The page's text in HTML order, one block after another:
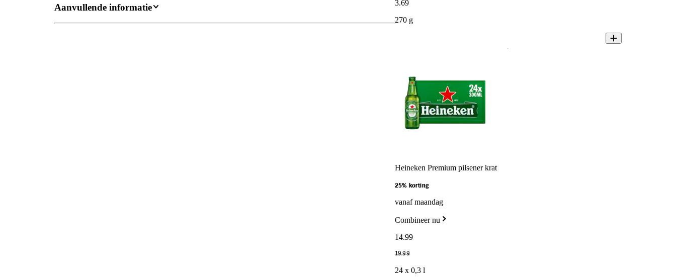
Aanvullende informatie
3.69
270 g
Heineken Premium pilsener krat
25% korting
vanaf maandag
Combineer nu
14.99
19.99
24 x 0,3 l